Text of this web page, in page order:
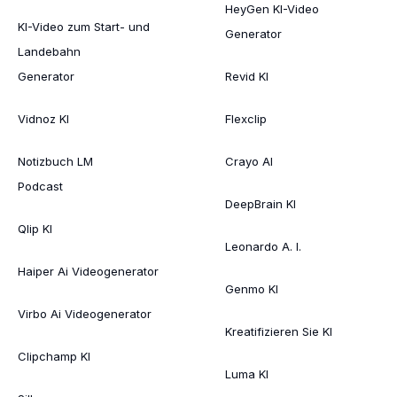
KI-Video zum Start- und
Landebahn
Generator
Vidnoz KI
Notizbuch LM
Podcast
Qlip KI
Haiper Ai Videogenerator
Virbo Ai Videogenerator
Clipchamp KI
HeyGen KI-Video
Generator
Revid KI
Flexclip
Crayo AI
DeepBrain KI
Leonardo A. I.
Genmo KI
Kreatifizieren Sie KI
Luma KI